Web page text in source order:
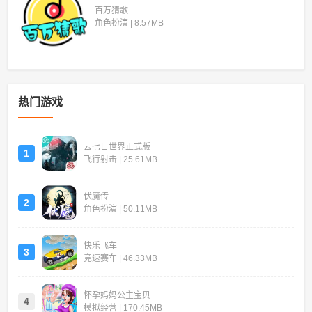
百万猜歌
角色扮演 | 8.57MB
热门游戏
1
云七日世界正式版
飞行射击 | 25.61MB
2
伏魔传
角色扮演 | 50.11MB
3
快乐飞车
竞速赛车 | 46.33MB
4
怀孕妈妈公主宝贝
模拟经营 | 170.45MB